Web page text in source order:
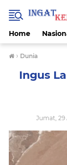
Home
› Dunia
Ingus
Jumat, 29